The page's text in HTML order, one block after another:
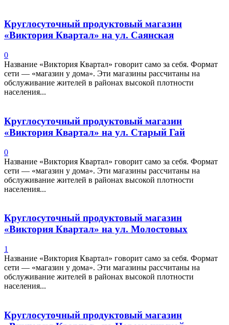
Круглосуточный продуктовый магазин
«Виктория Квартал» на ул. Саянская
0
Название «Виктория Квартал» говорит само за себя. Формат
сети — «магазин у дома». Эти магазины рассчитаны на
обслуживание жителей в районах высокой плотности
населения...
Круглосуточный продуктовый магазин
«Виктория Квартал» на ул. Старый Гай
0
Название «Виктория Квартал» говорит само за себя. Формат
сети — «магазин у дома». Эти магазины рассчитаны на
обслуживание жителей в районах высокой плотности
населения...
Круглосуточный продуктовый магазин
«Виктория Квартал» на ул. Молостовых
1
Название «Виктория Квартал» говорит само за себя. Формат
сети — «магазин у дома». Эти магазины рассчитаны на
обслуживание жителей в районах высокой плотности
населения...
Круглосуточный продуктовый магазин